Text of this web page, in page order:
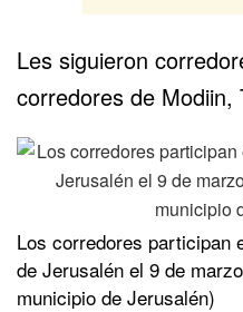
Les siguieron
corredores de Modiin,
Los corredores participan
de Jerusalén el 9 de
municipio de Jerusalén)